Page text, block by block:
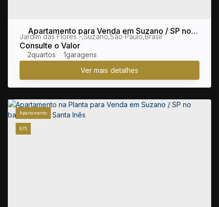
Apartamento para Venda em Suzano / SP no
bairro Parque Santa Rosa
Consulte o Valor
Jardim das Flores ,Suzano,São Paulo,Brasil
2 1
875
Apartamento